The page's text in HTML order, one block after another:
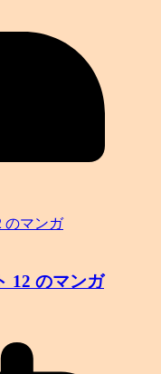
12 のマンガ